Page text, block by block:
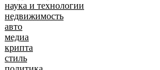
наука и технологии
недвижимость
авто
медиа
крипта
стиль